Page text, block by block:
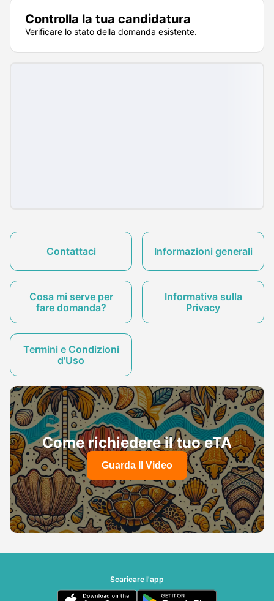
Controlla la tua candidatura
Verificare lo stato della domanda esistente.
Contattaci Informazioni generali
Cosa mi serve per
fare domanda?
Informativa sulla
Privacy
Termini e Condizioni
d'Uso
Come richiedere il tuo eTA
Guarda Il Video
Scaricare l'app